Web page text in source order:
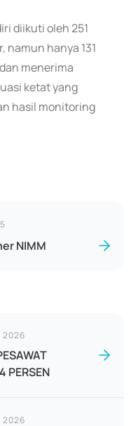
diikuti oleh 251
namun hanya 131
menerima
ketat yang
hasil monitoring
NIMM
2026
PERSEN
2026